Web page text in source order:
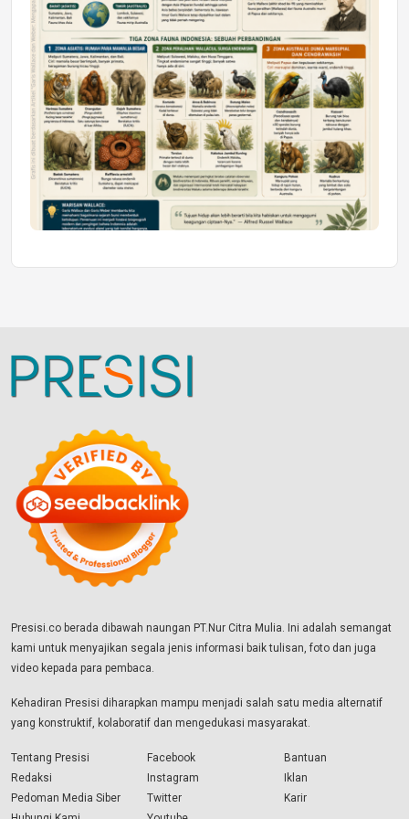
Presisi.co berada dibawah naungan PT.Nur Citra Mulia. Ini adalah semangat
kami untuk menyajikan segala jenis informasi baik tulisan, foto dan juga
video kepada para pembaca.
Kehadiran Presisi diharapkan mampu menjadi salah satu media alternatif
yang konstruktif, kolaboratif dan mengedukasi masyarakat.
Tentang Presisi
Redaksi
Pedoman Media Siber
Facebook
Instagram
Twitter
Bantuan
Iklan
Karir